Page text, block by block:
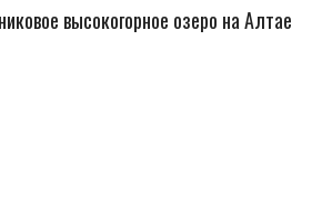
высокогорное озеро на Алтае